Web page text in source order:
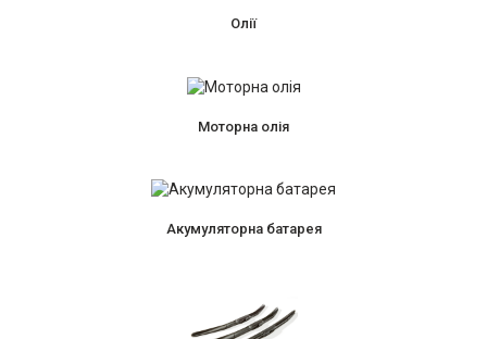
Олії
Моторна олія
Акумуляторна батарея